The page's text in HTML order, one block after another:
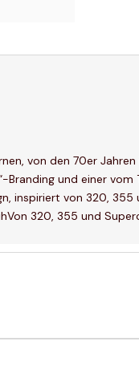
von den 70er
und einer vom
inspiriert von 320,
320, 355 und